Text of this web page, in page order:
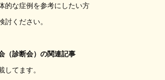
的な症例を参考にしたい方
討ください。
（診断会）の関連記事
てます。